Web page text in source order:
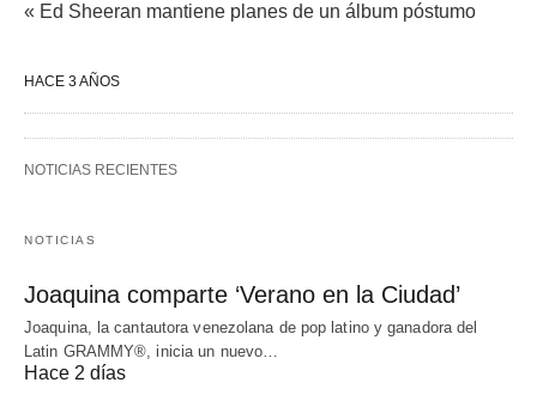
« Ed Sheeran mantiene planes de un álbum póstumo
HACE 3 AÑOS
NOTICIAS RECIENTES
NOTICIAS
Joaquina comparte ‘Verano en la Ciudad’
Joaquina, la cantautora venezolana de pop latino y ganadora del
Latin GRAMMY®, inicia un nuevo…
Hace 2 días